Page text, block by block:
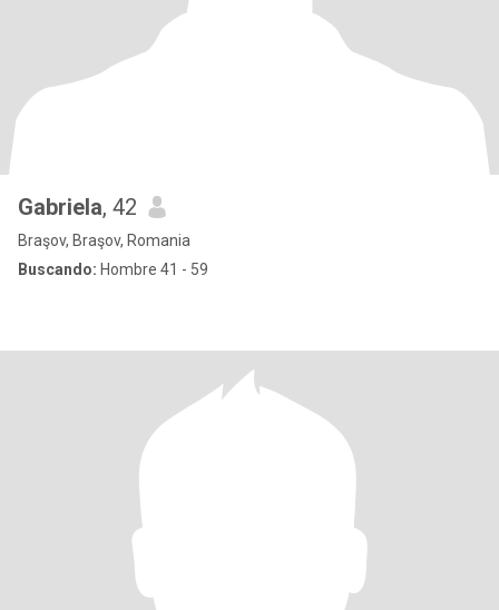
Gabriela, 42
Braşov, Braşov, Romania
Buscando: Hombre 41 - 59